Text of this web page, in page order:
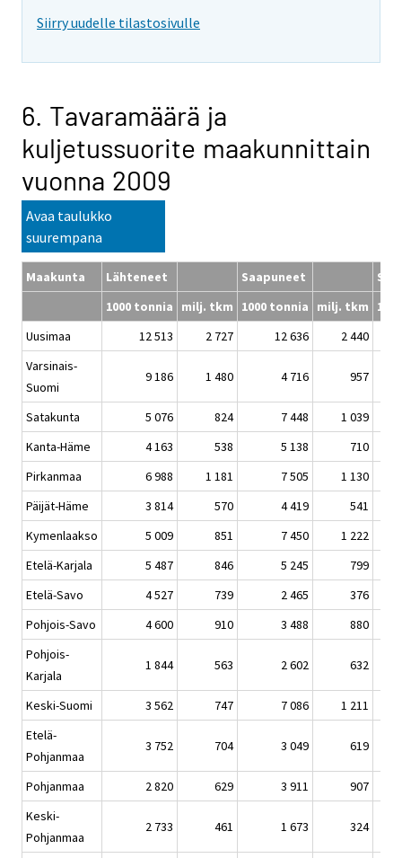
Siirry uudelle tilastosivulle
6. Tavaramäärä ja
kuljetussuorite maakunnittain
vuonna 2009
Avaa taulukko
suurempana
Maakunta Lähteneet Saapuneet
1000 tonnia
milj. tkm 1000 tonnia milj. tkm
Uusimaa
12 513 2 727 12 636
2 440
Varsinais-
Suomi
9 186 1 480 4 716 957
Satakunta 5 076 824 7 448
1 039
Kanta-Häme
4 163 538 5 138
710
Pirkanmaa
6 988 1 181 7 505
1 130
Päijät-Häme
3 814 570 4 419
541
Kymenlaakso
5 009 851 7 450
1 222
Etelä-Karjala
5 487 846 5 245
799
Etelä-Savo
4 527 739 2 465
376
Pohjois-Savo
4 600 910 3 488
880
Pohjois-
Karjala
1 844 563 2 602 632
Keski-Suomi 3 562 747 7 086
1 211
Etelä-
Pohjanmaa
3 752 704 3 049 619
Pohjanmaa 2 820 629 3 911
907
Keski-
Pohjanmaa
2 733 461 1 673 324